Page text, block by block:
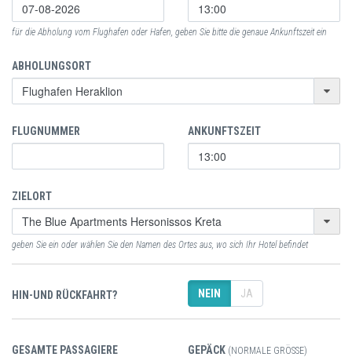
für die Abholung vom Flughafen oder Hafen, geben Sie bitte die genaue Ankunftszeit ein
ABHOLUNGSORT
FLUGNUMMER ANKUNFTSZEIT
ZIELORT
geben Sie ein oder wählen Sie den Namen des Ortes aus, wo sich Ihr Hotel befindet
HIN-UND RÜCKFAHRT? NEIN JA
GESAMTE PASSAGIERE GEPÄCK (NORMALE GRÖSSE)